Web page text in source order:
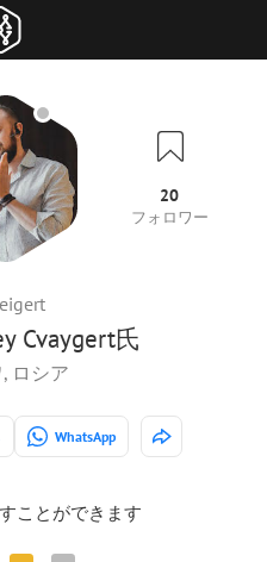
Cvaygert氏
20
フォロワー
ロシア
WhatsApp
ことができます